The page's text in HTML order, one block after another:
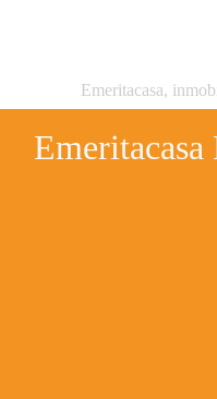
Emeritacasa,
Emeritacasa